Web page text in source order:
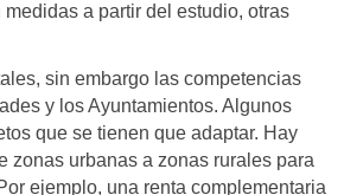
a partir del estudio, otras
sin embargo las competencias
y los Ayuntamientos. Algunos
que se tienen que adaptar. Hay
zonas urbanas a zonas rurales para
ejemplo, una renta complementaria